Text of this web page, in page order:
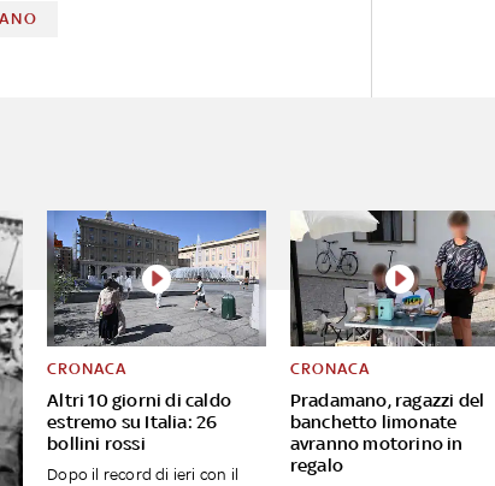
Altri 10 giorni di caldo
estremo su Italia: 26
bollini rossi
CRONACA
Dopo il record di ieri con il
Pradamano, ragazzi del
banchetto limonate
avranno motorino in
regalo
CRONACA